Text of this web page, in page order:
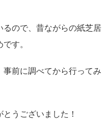
ので、昔ながらの紙芝居
す。
前に調べてから行ってみ
うございました！